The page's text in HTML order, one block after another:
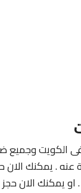
الكويت وجميع
عنه . يمكنك
يمكنك الان